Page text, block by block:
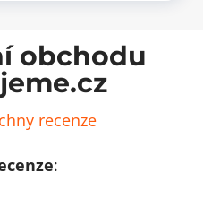
obchodu
recenze
: